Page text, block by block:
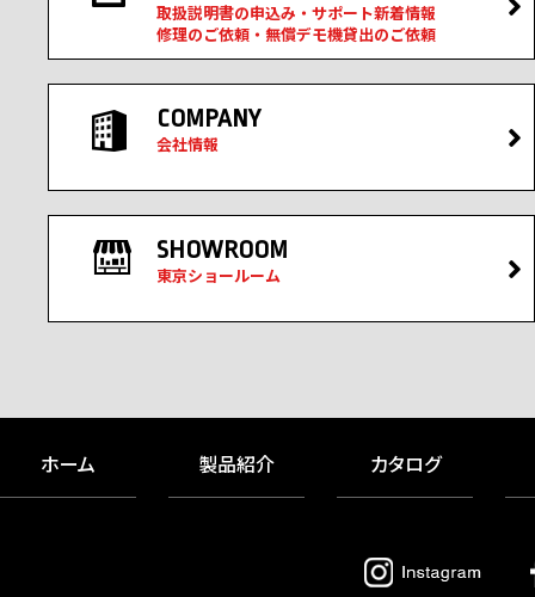
取扱説明書の申込み・サポート新着情報
修理のご依頼・無償デモ機貸出のご依頼
COMPANY
会社情報
SHOWROOM
東京ショールーム
ホーム 製品紹介 カタログ